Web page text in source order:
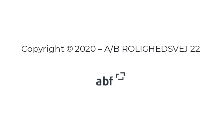
Copyright © 2020 – A/B ROLIGHEDSVEJ 22